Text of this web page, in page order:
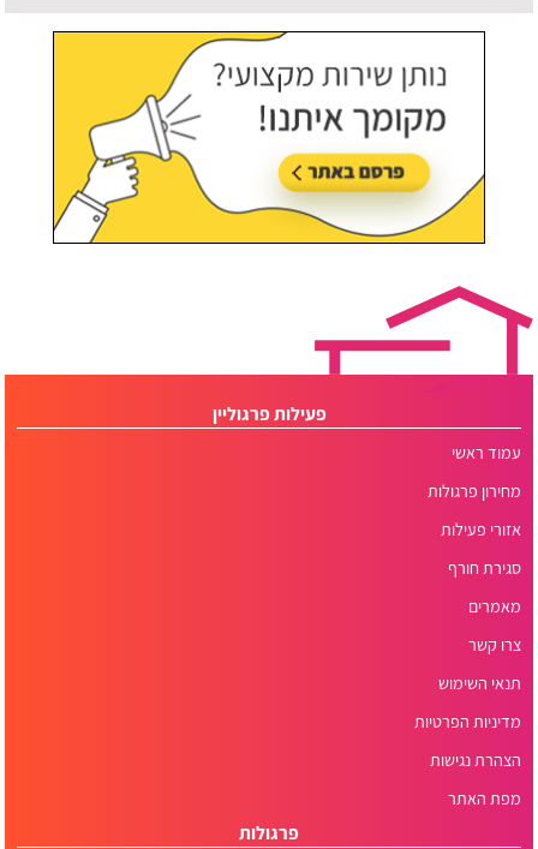
עודכן לאחרונה:30/07/2026, בשעה 12:48
פעילות פרגוליין
עמוד ראשי
מחירון פרגולות
אזורי פעילות
סגירת חורף
מאמרים
צרו קשר
תנאי השימוש
מדיניות הפרטיות
הצהרת נגישות
מפת האתר
פרגולות